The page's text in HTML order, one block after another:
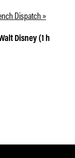
Dispatch »
Disney (1 h